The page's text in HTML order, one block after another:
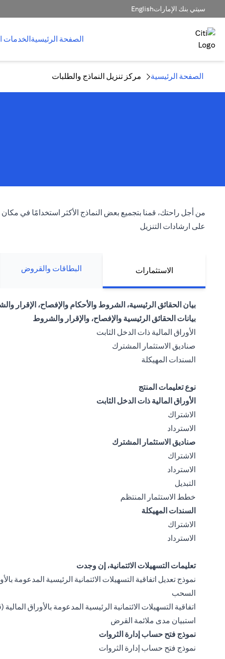
سيتي بنك الإماراتEnglish
الصفحة الرئيسيةالخدمات
الصفحة الرئيسية مركز تنزيل النماذج والطلبات
من أجل راحتك، قمنا بتجميع بعض النماذج الأكثر استخدامًا في
على ارشادات التنزيل
الاستثمارات البطاقات والقروض
بيان الحقائق الرئيسية، الشروط والأحكام والإفصاح، الإقرار
بيانات الحقائق الرئيسية والإفصاح، والإقرار والشروط
الأوراق المالية ذات الدخل الثابت
صناديق الاستثمار المشترك
السندات المهيكلة
نوع تعليمات المنتج
الأوراق المالية ذات الدخل الثابت
الاشتراك
الاسترداد
صناديق الاستثمار المشترك
الاشتراك
الاسترداد
التبديل
خطط الاستثمار المنتظم
السندات المهيكلة
الاشتراك
الاسترداد
تعليمات التسهيلات الائتمانية، إن وجدت
نموذج تعديل اتفاقية التسهيلات الائتمانية الرئيسية المدعومة
السحب
اتفاقية التسهيلات الائتمانية الرئيسية المدعومة بالأوراق
استبيان مدى ملائمة القرض
نموذج فتح حساب إدارة الثروات
نموذج فتح حساب إدارة الثروات